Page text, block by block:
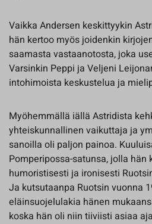
Vaikka Andersen keskittyykin
hän kertoo myös joidenkin
saamasta vastaanotosta, joka
Varsinkin Peppi ja Veljeni
intohimoista keskustelua ja
Myöhemmällä iällä Astridista
yhteiskunnallinen vaikuttaja ja
sanoilla oli paljon painoa.
Pomperipossa-satunsa, jolla hän
humoristisesti ja ironisesti
Ja kutsutaanpa Ruotsin vuonna
eläinsuojelulakia hänen
koska hän oli niin tiiviisti asiaa